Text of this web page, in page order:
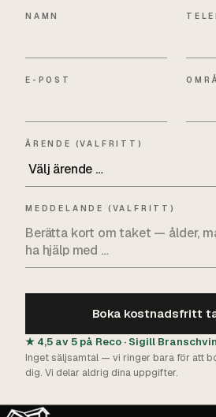
NAMN
E-POST
ÄRENDE (VALFRITT)
MEDDELANDE (VALFRITT)
Boka kostnadsfritt
★ 4,5 av 5 på Reco · Sigill
Inget säljsamtal — vi ringer bara för att
dig. Vi delar aldrig dina uppgifter.